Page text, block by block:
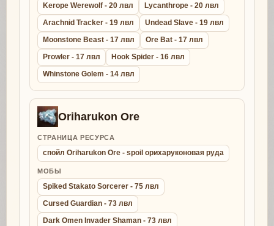
Kerope Werewolf - 20 лвл
Lycanthrope - 20 лвл
Arachnid Tracker - 19 лвл
Undead Slave - 19 лвл
Moonstone Beast - 17 лвл
Ore Bat - 17 лвл
Prowler - 17 лвл
Hook Spider - 16 лвл
Whinstone Golem - 14 лвл
Oriharukon Ore
СТРАНИЦА РЕСУРСА
спойл Oriharukon Ore - spoil орихаруконовая руда
МОБЫ
Spiked Stakato Sorcerer - 75 лвл
Cursed Guardian - 73 лвл
Dark Omen Invader Shaman - 73 лвл